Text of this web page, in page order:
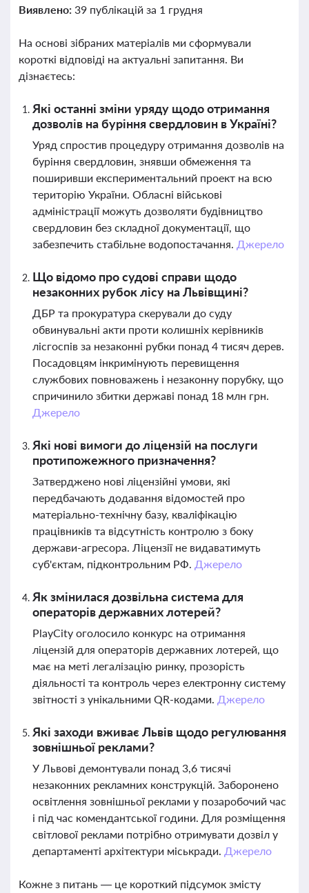
Виявлено: 39 публікацій за 1 грудня
На основі зібраних матеріалів ми сформували
короткі відповіді на актуальні запитання. Ви
дізнаєтесь:
Які останні зміни уряду щодо отримання
дозволів на буріння свердловин в Україні?
Уряд спростив процедуру отримання дозволів на
буріння свердловин, знявши обмеження та
поширивши експериментальний проект на всю
територію України. Обласні військові
адміністрації можуть дозволяти будівництво
свердловин без складної документації, що
забезпечить стабільне водопостачання. Джерело
Що відомо про судові справи щодо
незаконних рубок лісу на Львівщині?
ДБР та прокуратура скерували до суду
обвинувальні акти проти колишніх керівників
лісгоспів за незаконні рубки понад 4 тисяч дерев.
Посадовцям інкримінують перевищення
службових повноважень і незаконну порубку, що
спричинило збитки державі понад 18 млн грн.
Джерело
Які нові вимоги до ліцензій на послуги
протипожежного призначення?
Затверджено нові ліцензійні умови, які
передбачають додавання відомостей про
матеріально-технічну базу, кваліфікацію
працівників та відсутність контролю з боку
держави-агресора. Ліцензії не видаватимуть
суб'єктам, підконтрольним РФ. Джерело
Як змінилася дозвільна система для
операторів державних лотерей?
PlayCity оголосило конкурс на отримання
ліцензій для операторів державних лотерей, що
має на меті легалізацію ринку, прозорість
діяльності та контроль через електронну систему
звітності з унікальними QR-кодами. Джерело
Які заходи вживає Львів щодо регулювання
зовнішньої реклами?
У Львові демонтували понад 3,6 тисячі
незаконних рекламних конструкцій. Заборонено
освітлення зовнішньої реклами у позаробочий час
і під час комендантської години. Для розміщення
світлової реклами потрібно отримувати дозвіл у
департаменті архітектури міськради. Джерело
Кожне з питань — це короткий підсумок змісту